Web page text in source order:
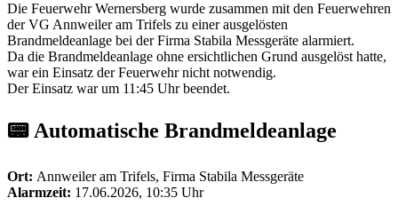
Die Feuerwehr Wernersberg wurde zusammen mit den Feuerwehren
der VG Annweiler am Trifels zu einer ausgelösten
Brandmeldeanlage bei der Firma Stabila Messgeräte alarmiert.
Da die Brandmeldeanlage ohne ersichtlichen Grund ausgelöst hatte,
war ein Einsatz der Feuerwehr nicht notwendig.
Der Einsatz war um 11:45 Uhr beendet.
📟 Automatische Brandmeldeanlage
Ort: Annweiler am Trifels, Firma Stabila Messgeräte
Alarmzeit: 17.06.2026, 10:35 Uhr